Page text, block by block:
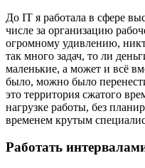
До IT я работала в сфере
числе за организацию
огромному удивлению,
так много задач, то ли
маленькие, а может и всё
было, можно было
это территория сжатого
нагрузке работы, без
временем крутым
Работать